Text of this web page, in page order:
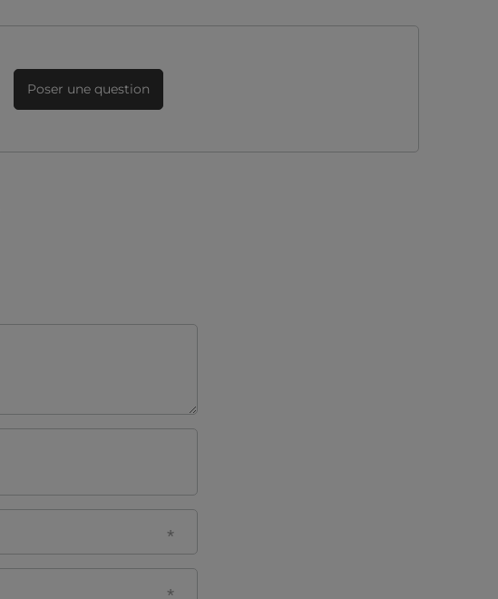
Poser une question